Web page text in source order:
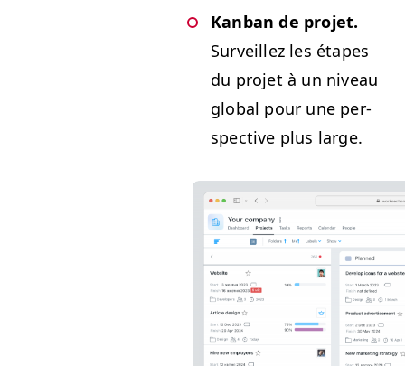
Kan­ban de pro­jet.
Sur­veillez les étapes
du pro­jet à un niveau
glob­al pour une per­
spec­tive plus large.